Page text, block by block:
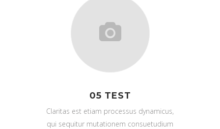
05 TEST
Claritas est etiam processus dynamicus,
qui sequitur mutationem consuetudium